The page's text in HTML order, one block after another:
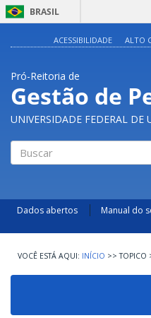
BRASIL
ACESSIBILIDADE ALTO
Pró-Reitoria de
Gestão de
UNIVERSIDADE FEDERAL DE
Dados abertos Manual do
INÍCIO >> TOPICO